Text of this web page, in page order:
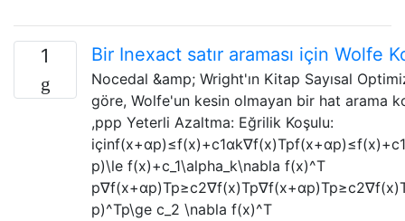
1 Bir Inexact satır araması için Wolfe
Nocedal &amp; Wright'ın Kitap Sayısal
göre, Wolfe'un kesin olmayan bir hat arama
,ppp Yeterli Azaltma: Eğrilik Koşulu:
p)\le f(x)+c_1\alpha_k\nabla f(x)^T
p)^Tp\ge c_2 \nabla f(x)^T